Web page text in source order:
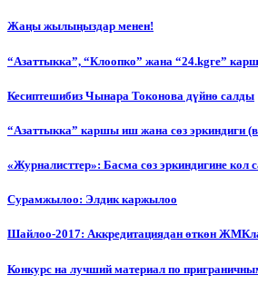
Жаңы жылыңыздар менен!
“Азаттыкка”, “Клоопко” жана “24.kgге”
Кесиптешибиз Чынара Токонова дүйнө салды
“Азаттыкка” каршы иш жана сөз эркиндиги
«Журналисттер»: Басма сөз эркиндигине кол
Сурамжылоо: Элдик каржылоо
Шайлоо-2017: Аккредитациядан өткөн
Конкурс на лучший материал по